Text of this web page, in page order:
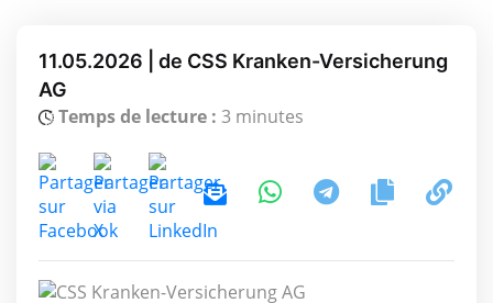
11.05.2026 | de CSS Kranken-Versicherung
AG
Temps de lecture : 3 minutes